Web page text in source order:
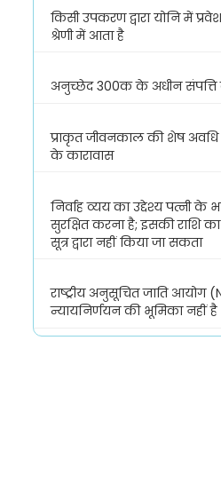
किसी उपकरण द्वारा योनि में
श्रेणी में आता है
अनुच्छेद 300क के अधीन संपत्ति
प्राकृत जीवनकाल की शेष अवधि
के कारावास
निर्वाह व्यय का उद्देश्य पत्नी
सुरक्षित करना है; इसकी राशि का
सूत्र द्वारा नहीं किया जा सकता
राष्ट्रीय अनुसूचित जाति आयोग
न्यायनिर्णयन की भूमिका नहीं है